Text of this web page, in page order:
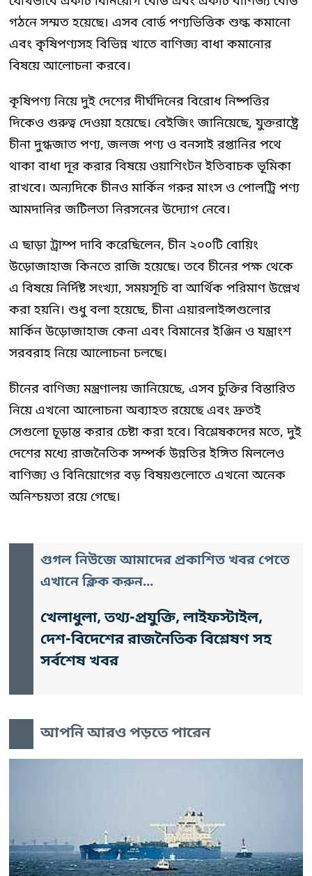
গঠনে সম্মত হয়েছে। এসব বোর্ড পণ্যভিত্তিক শুল্ক কমানো
এবং কৃষিপণ্যসহ বিভিন্ন খাতে বাণিজ্য বাধা কমানোর
বিষয়ে আলোচনা করবে।
কৃষিপণ্য নিয়ে দুই দেশের দীর্ঘদিনের বিরোধ নিষ্পত্তির
দিকেও গুরুত্ব দেওয়া হয়েছে। বেইজিং জানিয়েছে, যুক্তরাষ্ট্রে
চীনা দুগ্ধজাত পণ্য, জলজ পণ্য ও বনসাই রপ্তানির পথে
থাকা বাধা দূর করার বিষয়ে ওয়াশিংটন ইতিবাচক ভূমিকা
রাখবে। অন্যদিকে চীনও মার্কিন গরুর মাংস ও পোলট্রি পণ্য
আমদানির জটিলতা নিরসনের উদ্যোগ নেবে।
এ ছাড়া ট্রাম্প দাবি করেছিলেন, চীন ২০০টি বোয়িং
উড়োজাহাজ কিনতে রাজি হয়েছে। তবে চীনের পক্ষ থেকে
এ বিষয়ে নির্দিষ্ট সংখ্যা, সময়সূচি বা আর্থিক পরিমাণ উল্লেখ
করা হয়নি। শুধু বলা হয়েছে, চীনা এয়ারলাইন্সগুলোর
মার্কিন উড়োজাহাজ কেনা এবং বিমানের ইঞ্জিন ও যন্ত্রাংশ
সরবরাহ নিয়ে আলোচনা চলছে।
চীনের বাণিজ্য মন্ত্রণালয় জানিয়েছে, এসব চুক্তির বিস্তারিত
নিয়ে এখনো আলোচনা অব্যাহত রয়েছে এবং দ্রুতই
সেগুলো চূড়ান্ত করার চেষ্টা করা হবে। বিশ্লেষকদের মতে, দুই
দেশের মধ্যে রাজনৈতিক সম্পর্ক উন্নতির ইঙ্গিত মিললেও
বাণিজ্য ও বিনিয়োগের বড় বিষয়গুলোতে এখনো অনেক
অনিশ্চয়তা রয়ে গেছে।
গুগল নিউজে আমাদের প্রকাশিত খবর পেতে
এখানে ক্লিক করুন...
খেলাধুলা, তথ্য-প্রযুক্তি, লাইফস্টাইল,
দেশ-বিদেশের রাজনৈতিক বিশ্লেষণ সহ
সর্বশেষ খবর
আপনি আরও পড়তে পারেন